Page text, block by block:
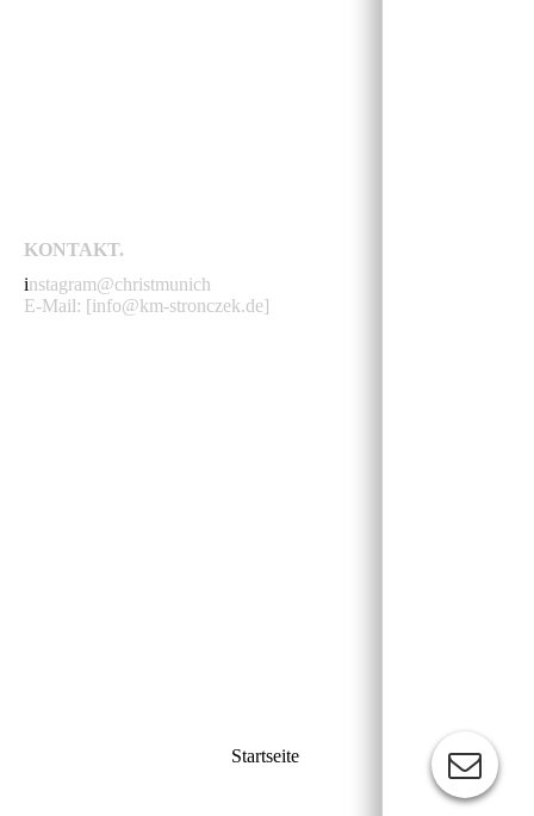
KONTAKT.
instagram@christmunich
E-Mail: [info@km-stronczek.de]
Startseite